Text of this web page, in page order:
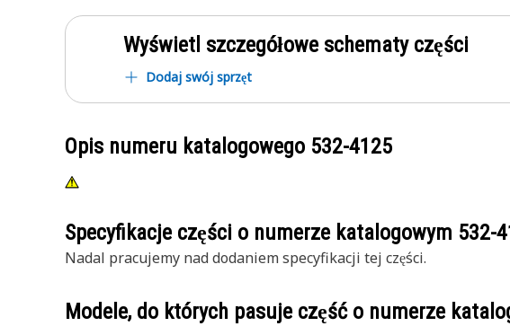
Wyświetl szczegółowe schematy części
Dodaj swój sprzęt
Opis numeru katalogowego 532-4125
Specyfikacje części o numerze katalogowym 532-
Nadal pracujemy nad dodaniem specyfikacji tej części.
Modele, do których pasuje część o numerze